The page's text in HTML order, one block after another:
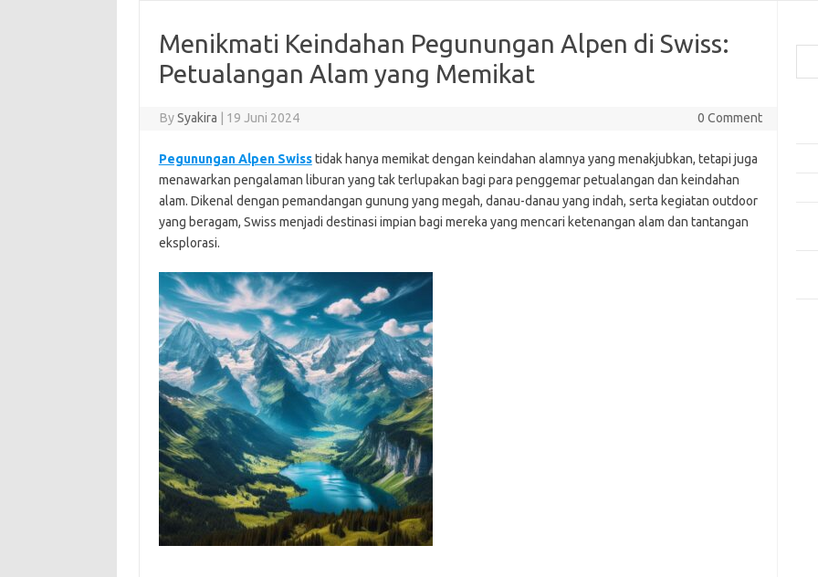
Menikmati Keindahan Pegunungan Alpen di Swiss:
Petualangan Alam yang Memikat
BySyakira 19 Juni 2024 0 Comment
Pegunungan Alpen Swisstidak hanya memikat dengan keindahan alamnya yang menakjubkan, tetapi juga
menawarkan pengalaman liburan yang tak terlupakan bagi para penggemar petualangan dan keindahan
alam. Dikenal dengan pemandangan gunung yang megah, danau-danau yang indah, serta kegiatan outdoor
yang beragam, Swiss menjadi destinasi impian bagi mereka yang mencari ketenangan alam dan tantangan
eksplorasi.